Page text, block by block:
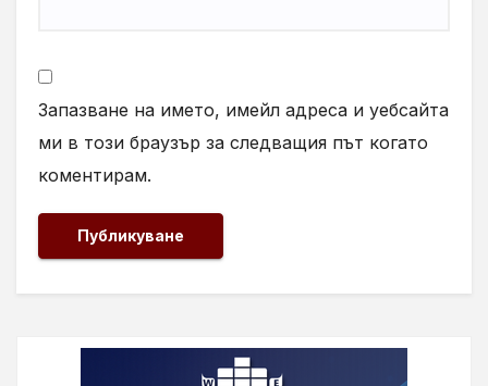
Запазване на името, имейл адреса и уебсайта
ми в този браузър за следващия път когато
коментирам.